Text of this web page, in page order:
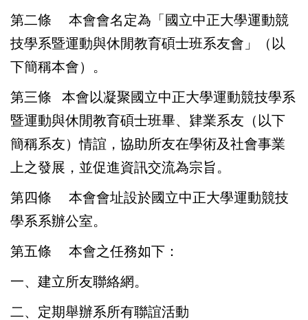
第二條 本會會名定為「國立中正大學運動競
技學系暨運動與休閒教育碩士班系友會」（以
下簡稱本會）。
第三條 本會以凝聚國立中正大學運動競技學系
暨運動與休閒教育碩士班畢、肄業系友（以下
簡稱系友）情誼，協助所友在學術及社會事業
上之發展，並促進資訊交流為宗旨。
第四條 本會會址設於國立中正大學運動競技
學系系辦公室。
第五條 本會之任務如下：
一、建立所友聯絡網。
二、定期舉辦系所有聯誼活動